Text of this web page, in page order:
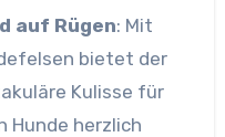
auf Rügen: Mit
bietet der
Kulisse für
Hunde herzlich